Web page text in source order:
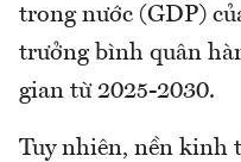
trong nước (GDP)
trưởng bình quân
gian từ 2025-2030.
Tuy nhiên, nền kinh